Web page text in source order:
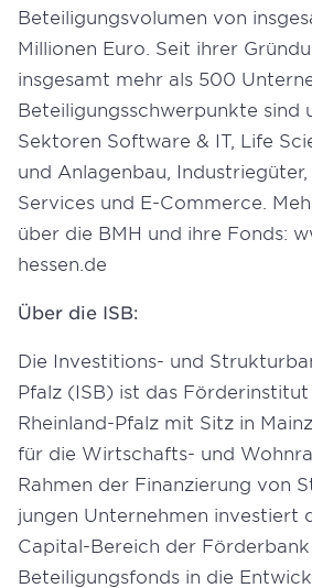
Beteiligungsvolumen von
Millionen Euro. Seit ihrer
insgesamt mehr als 500
Beteiligungsschwerpunkte sind
Sektoren Software & IT, Life
und Anlagenbau, Industriegüter,
Services und E-Commerce.
über die BMH und ihre Fonds:
hessen.de
Über die ISB:
Die Investitions- und
Pfalz (ISB) ist das Förderinstitut
Rheinland-Pfalz mit Sitz in
für die Wirtschafts- und
Rahmen der Finanzierung von
jungen Unternehmen investiert
Capital-Bereich der
Beteiligungsfonds in die